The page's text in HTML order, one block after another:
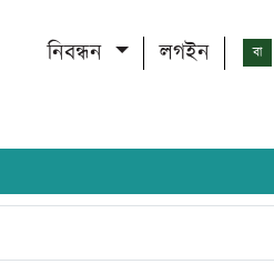
নিবন্ধন লগইন বা